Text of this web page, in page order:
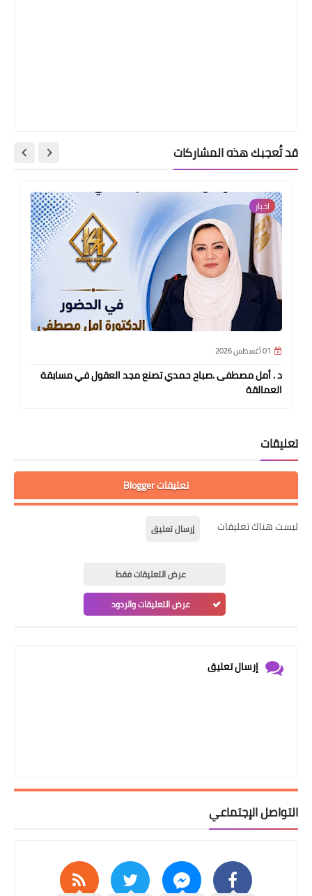
قد تُعجبك هذه المشاركات
اخبار
01 أغسطس 2026
د . أمل مصطفى .صباح حمدي تصنع مجد العقول في مسابقة
العمالقة
تعليقات
تعليقات Blogger
ليست هناك تعليقات إرسال تعليق
عرض التعليقات فقط
عرض التعليقات والردود
إرسال تعليق
التواصل الإجتماعي